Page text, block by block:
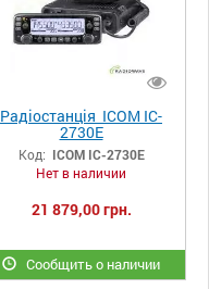
Радіостанція ICOM IC-
2730E
Код: ICOM IC-2730E
Нет в наличии
21 879,00 грн.
Сообщить о наличии